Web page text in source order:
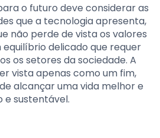
o futuro deve considerar as
que a tecnologia apresenta,
não perde de vista os valores
equilíbrio delicado que requer
os setores da sociedade. A
vista apenas como um fim,
alcançar uma vida melhor e
e sustentável.